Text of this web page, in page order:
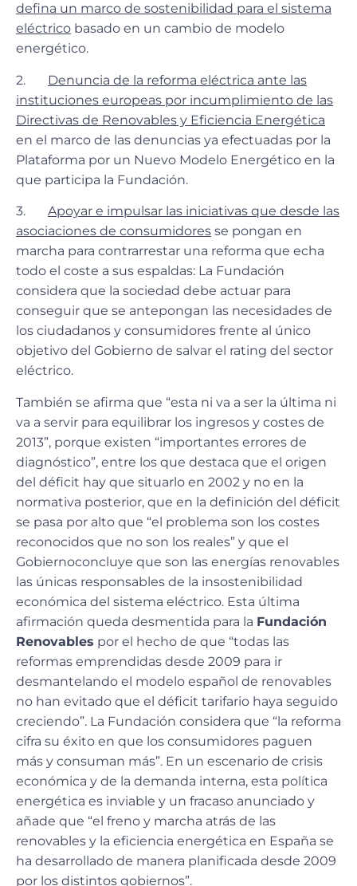
defina un marco de sostenibilidad para el sistema
eléctrico basado en un cambio de modelo
energético.
2. Denuncia de la reforma eléctrica ante las
instituciones europeas por incumplimiento de las
Directivas de Renovables y Eficiencia Energética
en el marco de las denuncias ya efectuadas por la
Plataforma por un Nuevo Modelo Energético en la
que participa la Fundación.
3. Apoyar e impulsar las iniciativas que desde las
asociaciones de consumidores se pongan en
marcha para contrarrestar una reforma que echa
todo el coste a sus espaldas: La Fundación
considera que la sociedad debe actuar para
conseguir que se antepongan las necesidades de
los ciudadanos y consumidores frente al único
objetivo del Gobierno de salvar el rating del sector
eléctrico.
También se afirma que “esta ni va a ser la última ni
va a servir para equilibrar los ingresos y costes de
2013”, porque existen “importantes errores de
diagnóstico”, entre los que destaca que el origen
del déficit hay que situarlo en 2002 y no en la
normativa posterior, que en la definición del déficit
se pasa por alto que “el problema son los costes
reconocidos que no son los reales” y que el
Gobiernoconcluye que son las energías renovables
las únicas responsables de la insostenibilidad
económica del sistema eléctrico. Esta última
afirmación queda desmentida para la Fundación
Renovables por el hecho de que “todas las
reformas emprendidas desde 2009 para ir
desmantelando el modelo español de renovables
no han evitado que el déficit tarifario haya seguido
creciendo”. La Fundación considera que “la reforma
cifra su éxito en que los consumidores paguen
más y consuman más”. En un escenario de crisis
económica y de la demanda interna, esta política
energética es inviable y un fracaso anunciado y
añade que “el freno y marcha atrás de las
renovables y la eficiencia energética en España se
ha desarrollado de manera planificada desde 2009
por los distintos gobiernos”.